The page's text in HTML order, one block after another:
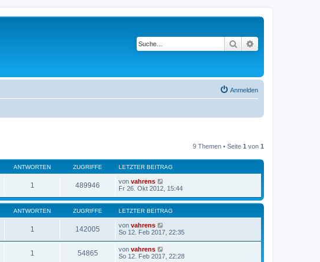
Suche
Anmelden
9 Themen • Seite 1 von 1
ANTWORTEN ZUGRIFFE LETZTER BEITRAG
1 489946 von vahrens
Fr 26. Okt 2012, 15:44
ANTWORTEN ZUGRIFFE LETZTER BEITRAG
1 142005 von vahrens
So 12. Feb 2017, 22:35
1 54865 von vahrens
So 12. Feb 2017, 22:28